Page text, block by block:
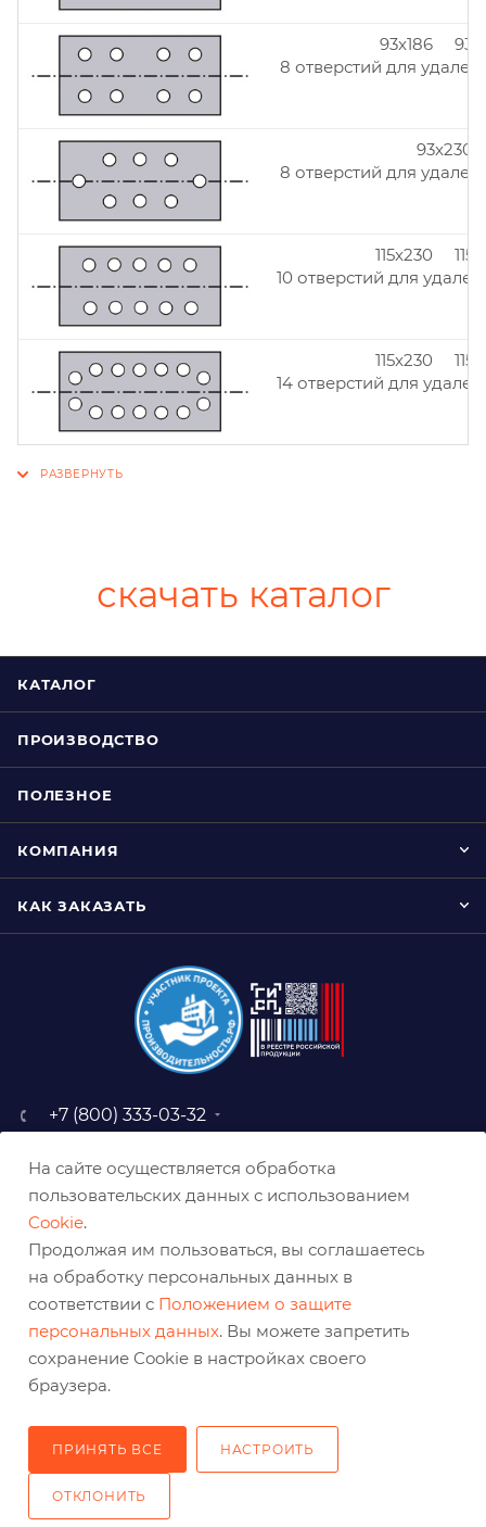
93x186
8 отверстий для
93x230
8 отверстий для
115x230
10 отверстий для
115x230
14 отверстий для
скачать каталог
КАТАЛОГ
ПРОИЗВОДСТВО
ПОЛЕЗНОЕ
КОМПАНИЯ
КАК ЗАКАЗАТЬ
+7 (800) 333-03-32
baz@belabraziv.ru
308009, Россия, г. Белгород,
На сайте осуществляется обработка
пользовательских данных с использованием
Cookie.
Продолжая им пользоваться, вы соглашаетесь
на обработку персональных данных в
соответствии с Положением о защите
персональных данных. Вы можете запретить
сохранение Cookie в настройках своего
браузера.
ПРИНЯТЬ ВСЕ НАСТРОИТЬ
ОТКЛОНИТЬ